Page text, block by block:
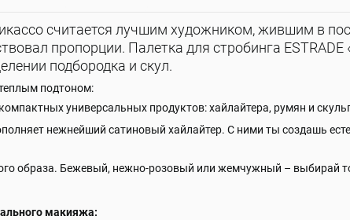
считается лучшим художником, жившим в
пропорции. Палетка для стробинга ESTRADE
подбородка и скул.
подтоном:
универсальных продуктов: хайлайтера, румян и
нежнейший сатиновый хайлайтер. С ними ты создашь
образа. Бежевый, нежно-розовый или жемчужный – выбирай
макияжа: